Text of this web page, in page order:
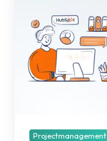
gebruiken
voor
projectbeheer:
Voor-
Projectmanagement